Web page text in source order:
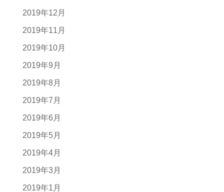
2019年12月
2019年11月
2019年10月
2019年9月
2019年8月
2019年7月
2019年6月
2019年5月
2019年4月
2019年3月
2019年1月